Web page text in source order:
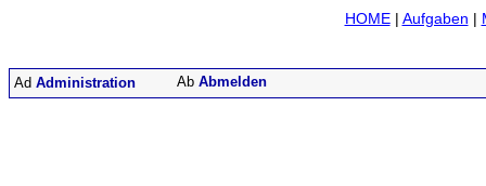
HOME| Aufgaben |
Administration Abmelden